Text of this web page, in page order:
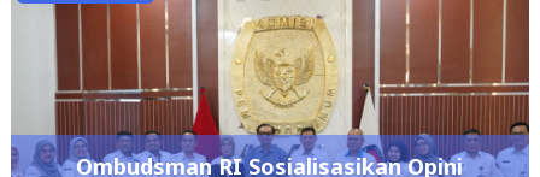
Ombudsman RI Sosialisasikan Opini